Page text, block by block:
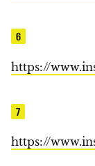
6
https://
7
https://